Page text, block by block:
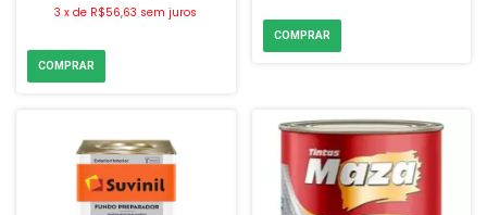
3 xde R$56,63 sem juros